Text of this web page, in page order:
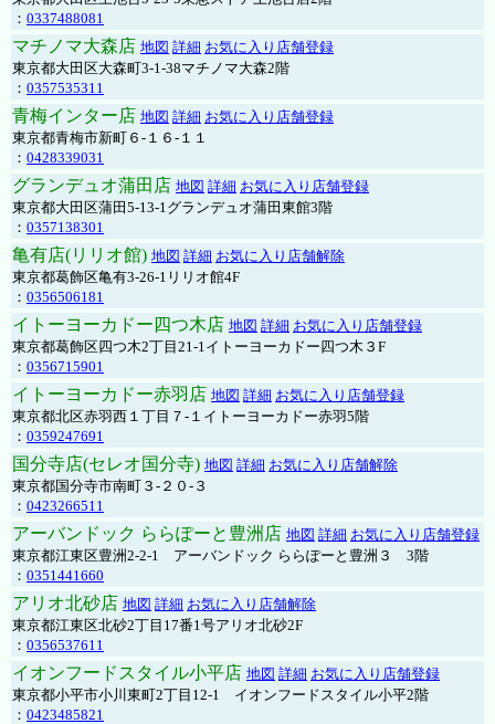
： 0337488081
マチノマ大森店 地図 詳細 お気に入り店舗登録
東京都大田区大森町3-1-38マチノマ大森2階
： 0357535311
青梅インター店 地図 詳細 お気に入り店舗登録
東京都青梅市新町６-１６-１１
： 0428339031
グランデュオ蒲田店 地図 詳細 お気に入り店舗登録
東京都大田区蒲田5-13-1グランデュオ蒲田東館3階
： 0357138301
亀有店(リリオ館) 地図 詳細 お気に入り店舗解除
東京都葛飾区亀有3-26-1リリオ館4F
： 0356506181
イトーヨーカドー四つ木店 地図 詳細 お気に入り店舗登録
東京都葛飾区四つ木2丁目21-1イトーヨーカドー四つ木３F
： 0356715901
イトーヨーカドー赤羽店 地図 詳細 お気に入り店舗登録
東京都北区赤羽西１丁目７-１イトーヨーカドー赤羽5階
： 0359247691
国分寺店(セレオ国分寺) 地図 詳細 お気に入り店舗解除
東京都国分寺市南町３-２０-３
： 0423266511
アーバンドック ららぽーと豊洲店 地図 詳細 お気に入り店舗登録
東京都江東区豊洲2-2-1 アーバンドック ららぽーと豊洲３ 3階
： 0351441660
アリオ北砂店 地図 詳細 お気に入り店舗解除
東京都江東区北砂2丁目17番1号アリオ北砂2F
： 0356537611
イオンフードスタイル小平店 地図 詳細 お気に入り店舗登録
東京都小平市小川東町2丁目12-1 イオンフードスタイル小平2階
： 0423485821